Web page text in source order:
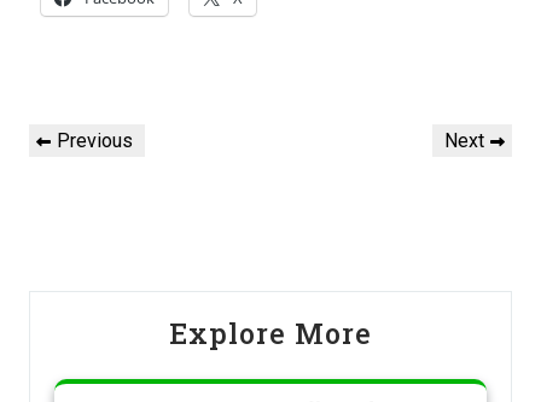
Previous Next
Explore More